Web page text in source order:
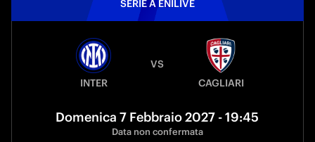
SERIE A ENILIVE
INTER
VS
CAGLIARI
Domenica 7 Febbraio 2027 - 19:45
Data non confermata